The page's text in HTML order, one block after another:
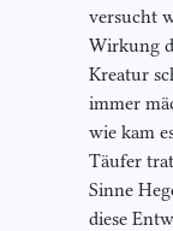
versucht
Wirkung
Kreatur
immer
wie kam
Täufer
Sinne
diese